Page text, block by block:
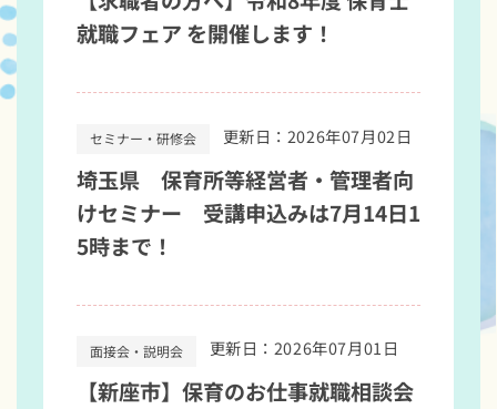
就職フェア を開催します！
セミナー・研修会 更新日：2026年07月02日
埼玉県 保育所等経営者・管理者向
けセミナー 受講申込みは7月14日1
5時まで！
面接会・説明会 更新日：2026年07月01日
【新座市】保育のお仕事就職相談会